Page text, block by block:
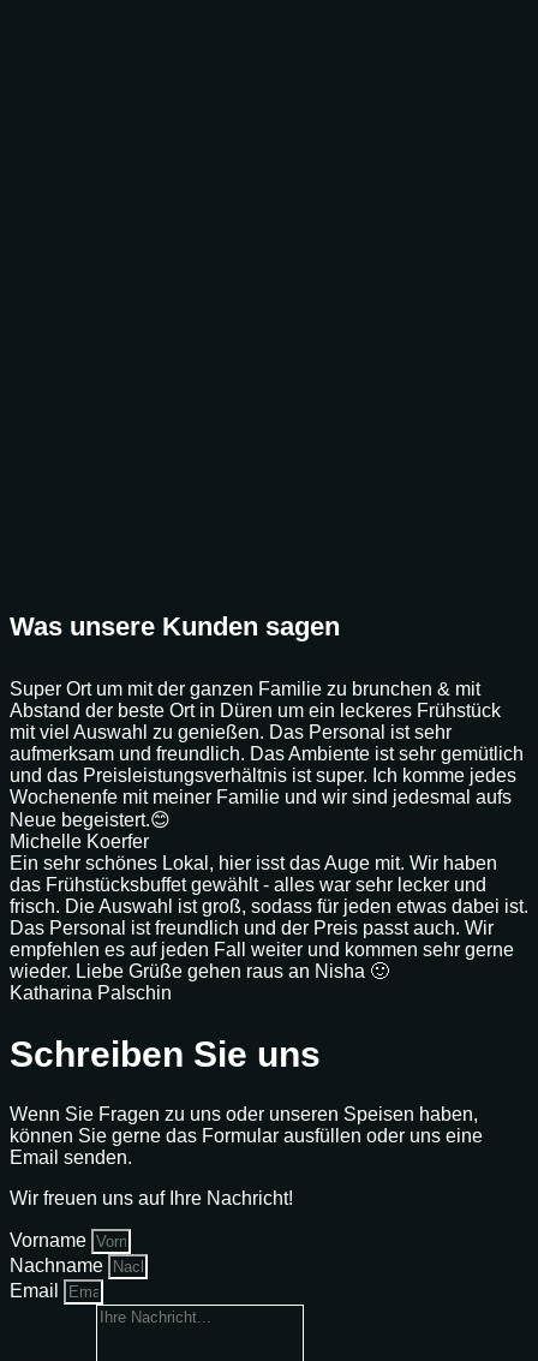
Was unsere Kunden sagen
Super Ort um mit der ganzen Familie zu brunchen & mit
Abstand der beste Ort in Düren um ein leckeres Frühstück
mit viel Auswahl zu genießen. Das Personal ist sehr
aufmerksam und freundlich. Das Ambiente ist sehr gemütlich
und das Preisleistungsverhältnis ist super. Ich komme jedes
Wochenenfe mit meiner Familie und wir sind jedesmal aufs
Neue begeistert.😊
Michelle Koerfer
Ein sehr schönes Lokal, hier isst das Auge mit. Wir haben
das Frühstücksbuffet gewählt - alles war sehr lecker und
frisch. Die Auswahl ist groß, sodass für jeden etwas dabei ist.
Das Personal ist freundlich und der Preis passt auch. Wir
empfehlen es auf jeden Fall weiter und kommen sehr gerne
wieder. Liebe Grüße gehen raus an Nisha 🙂
Katharina Palschin
Schreiben Sie uns
Wenn Sie Fragen zu uns oder unseren Speisen haben,
können Sie gerne das Formular ausfüllen oder uns eine
Email senden.
Wir freuen uns auf Ihre Nachricht!
Vorname
Nachname
Email